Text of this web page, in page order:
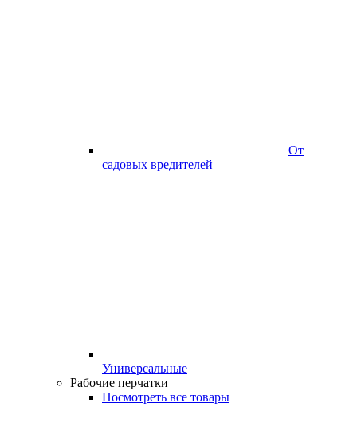
От
садовых вредителей
Универсальные
Рабочие перчатки
Посмотреть все товары